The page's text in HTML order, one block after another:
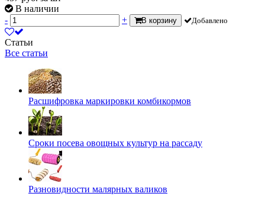
В наличии
-
+ В корзину Добавлено
Статьи
Все статьи
Расшифровка маркировки комбикормов
Сроки посева овощных культур на рассаду
Разновидности малярных валиков